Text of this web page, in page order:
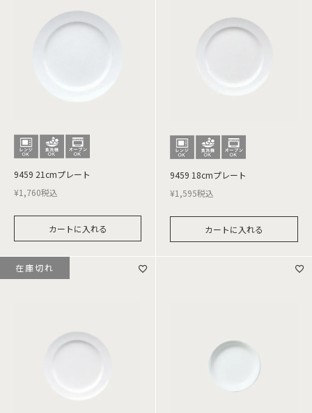
9459 21cmプレート
¥1,760税込
カートに入れる
9459 18cmプレート
¥1,595税込
カートに入れる
在庫切れ